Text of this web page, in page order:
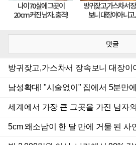
댓글